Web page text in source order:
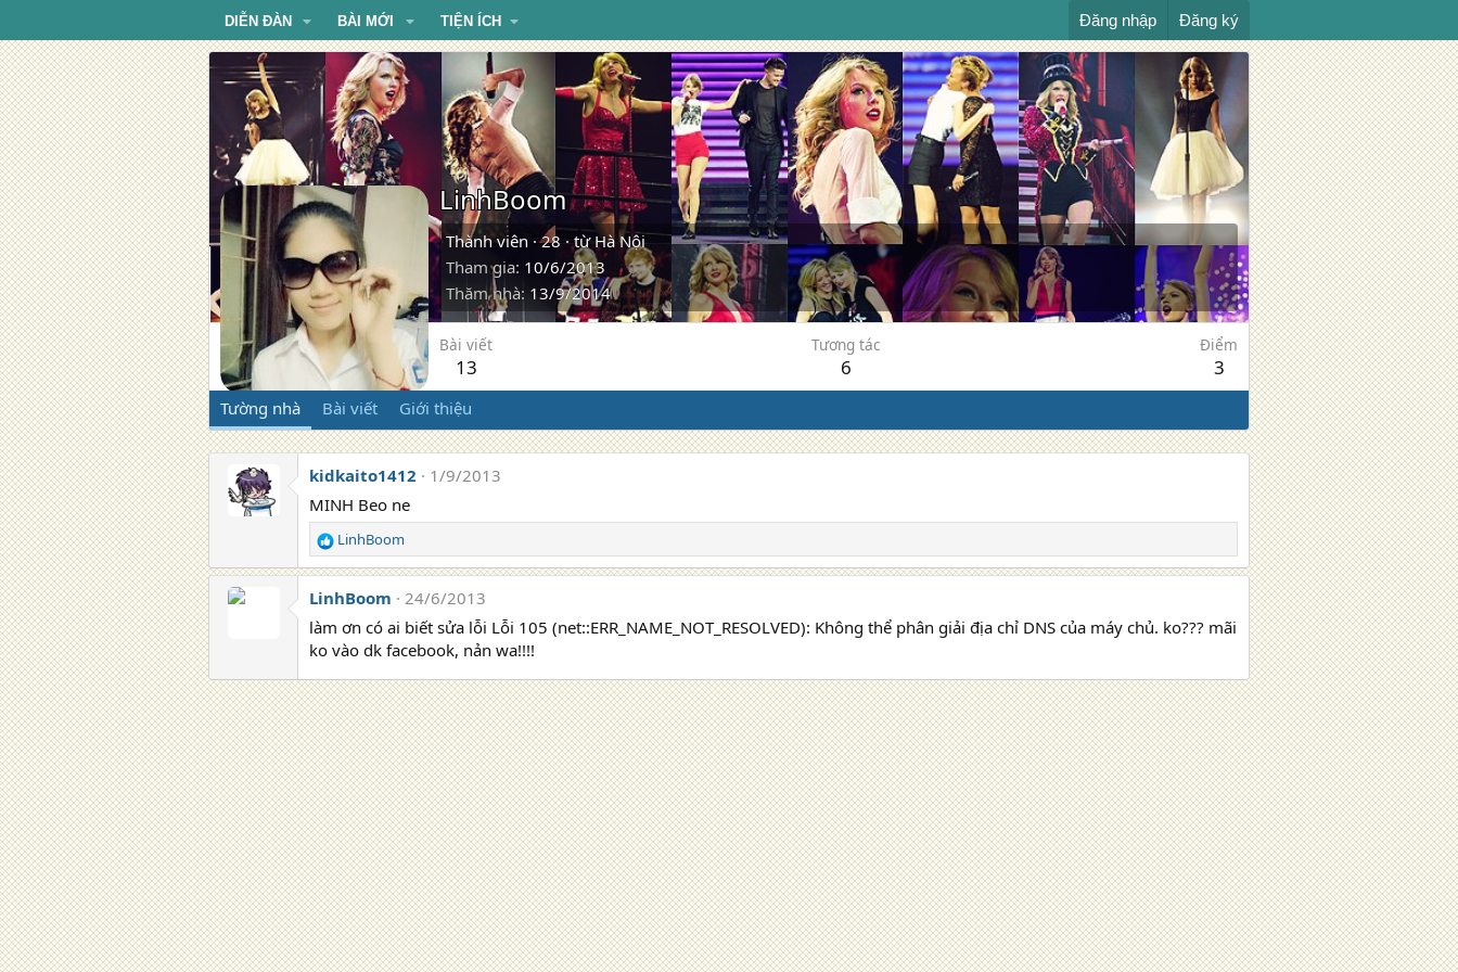
DIỄN ĐÀN BÀI MỚI TIỆN ÍCH Đăng nhập Đăng ký
LinhBoom
Thành viên ·28·từ Hà Nội
Tham gia 10/6/2013
Thăm nhà 13/9/2014
Bài viết
13
Tương tác
6
Điểm
3
Tường nhà Bài viết Giới thiệu
kidkaito1412
1/9/2013
MINH Beo ne
R
e
c
t
i
n
s
:
LinhBoom
LinhBoom
24/6/2013
làm ơn có ai biết sửa lỗi Lỗi 105 (net::ERR_NAME_NOT_RESOLVED): Không thể phân giải địa chỉ DNS của máy chủ. ko??? mãi
ko vào dk facebook, nản wa!!!!